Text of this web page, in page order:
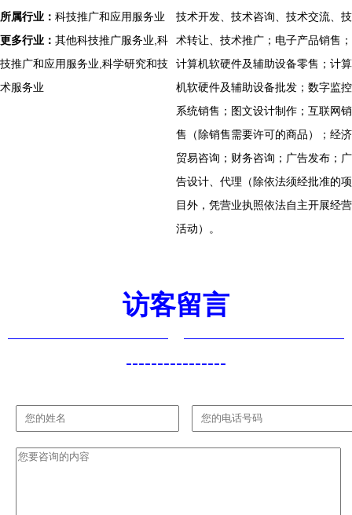
所属行业： 科技推广和应用服务业
更多行业： 其他科技推广服务业,科
技推广和应用服务业,科学研究和技
术服务业
技术开发、技术咨询、技术交流、技
术转让、技术推广；电子产品销售；
计算机软硬件及辅助设备零售；计算
机软硬件及辅助设备批发；数字监控
系统销售；图文设计制作；互联网销
售（除销售需要许可的商品）；经济
贸易咨询；财务咨询；广告发布；广
告设计、代理（除依法须经批准的项
目外，凭营业执照依法自主开展经营
活动）。
访客留言
----------------